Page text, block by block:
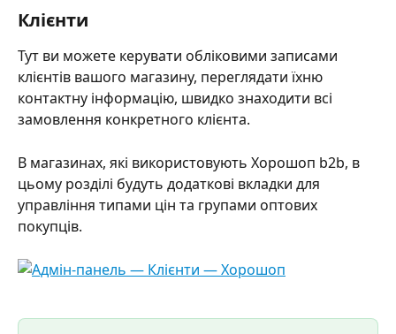
Клієнти
Тут ви можете керувати обліковими записами
клієнтів вашого магазину, переглядати їхню
контактну інформацію, швидко знаходити всі
замовлення конкретного клієнта.
В магазинах, які використовують Хорошоп b2b, в
цьому розділі будуть додаткові вкладки для
управління типами цін та групами оптових
покупців.